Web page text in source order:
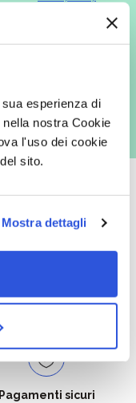
esperienza di
nostra Cookie
l'uso dei cookie
sito.
Mostra dettagli
per finalità
comunicazioni
es. newsletter ed e-mail
acquisto minimo di 29.90 €
in tutta Europa a 20€.
Pagamenti sicuri